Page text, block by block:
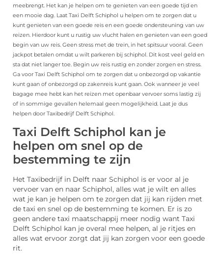
meebrengt. Het kan je helpen om te genieten van een goede tijd en
een mooie dag. Laat Taxi Delft Schiphol u helpen om te zorgen dat u
kunt genieten van een goede reis en een goede ondersteuning van uw
reizen. Hierdoor kunt u rustig uw vlucht halen en genieten van een goed
begin van uw reis. Geen stress met de trein, in het spitsuur vooral. Geen
jackpot betalen omdat u wilt parkeren bij schiphol. Dit kost veel geld en
sta dat niet langer toe. Begin uw reis rustig en zonder zorgen en stress.
Ga voor Taxi Delft Schiphol om te zorgen dat u onbezorgd op vakantie
kunt gaan of onbezorgd op zakenreis kunt gaan. Ook wanneer je veel
bagage mee hebt kan het reizen met openbaar vervoer soms lastig zij
of in sommige gevallen helemaal geen mogelijkheid. Laat je dus
helpen door Taxibedrijf Delft Schiphol.
Taxi Delft Schiphol kan je
helpen om snel op de
bestemming te zijn
Het Taxibedrijf in Delft naar Schiphol is er voor al je
vervoer van en naar Schiphol, alles wat je wilt en alles
wat je kan je helpen om te zorgen dat jij kan rijden met
de taxi en snel op de bestemming te komen. Er is zo
geen andere taxi maatschappij meer nodig want Taxi
Delft Schiphol kan je overal mee helpen, al je ritjes en
alles wat ervoor zorgt dat jij kan zorgen voor een goede
rit.